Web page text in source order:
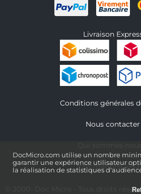
DocMicro.com utilise un nombre
garantir une expérience utilisateur
la réalisation de statistiques
Livraison
Conditions générales
Nous contacter
Informations
- Tous droits